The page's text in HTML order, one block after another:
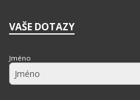
VAŠE DOTAZY
Jméno